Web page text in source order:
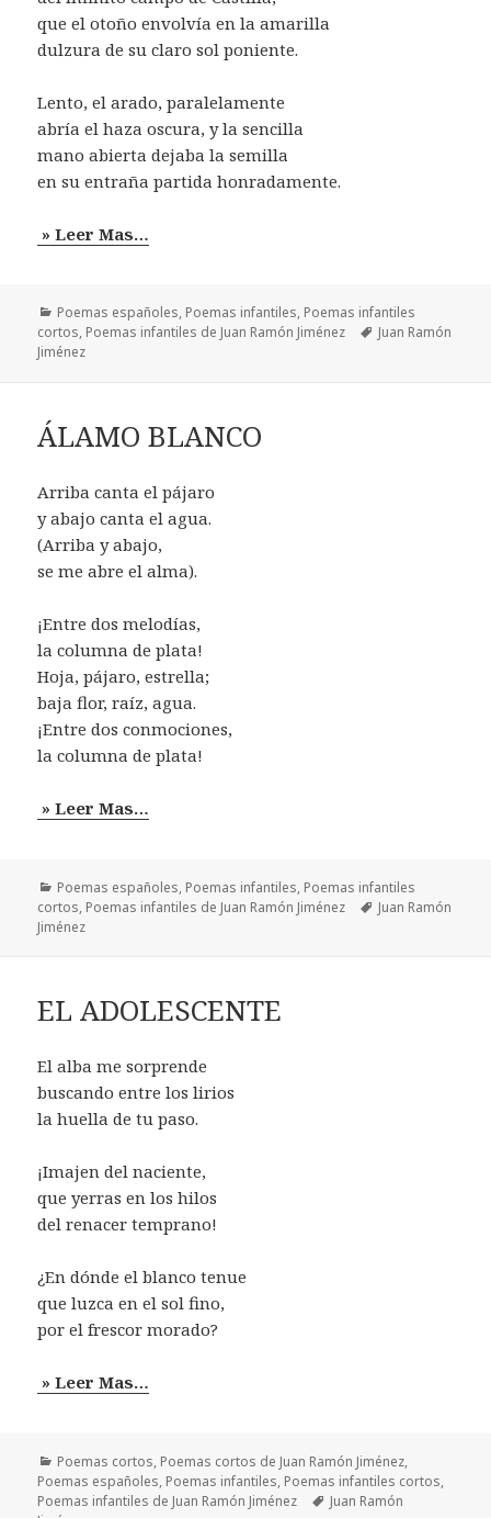
que el otoño envolvía en la amarilla
dulzura de su claro sol poniente.
Lento, el arado, paralelamente
abría el haza oscura, y la sencilla
mano abierta dejaba la semilla
en su entraña partida honradamente.
» Leer Mas…
Categorías
Poemas españoles, Poemas infantiles, Poemas infantiles
cortos, Poemas infantiles de Juan Ramón Jiménez Etiquetas
Juan Ramón
Jiménez
ÁLAMO BLANCO
Arriba canta el pájaro
y abajo canta el agua.
(Arriba y abajo,
se me abre el alma).
¡Entre dos melodías,
la columna de plata!
Hoja, pájaro, estrella;
baja flor, raíz, agua.
¡Entre dos conmociones,
la columna de plata!
» Leer Mas…
Categorías
Poemas españoles, Poemas infantiles, Poemas infantiles
cortos, Poemas infantiles de Juan Ramón Jiménez Etiquetas
Juan Ramón
Jiménez
EL ADOLESCENTE
El alba me sorprende
buscando entre los lirios
la huella de tu paso.
¡Imajen del naciente,
que yerras en los hilos
del renacer temprano!
¿En dónde el blanco tenue
que luzca en el sol fino,
por el frescor morado?
» Leer Mas…
Categorías
Poemas cortos, Poemas cortos de Juan Ramón Jiménez,
Poemas españoles, Poemas infantiles, Poemas infantiles cortos,
Poemas infantiles de Juan Ramón Jiménez
Etiquetas
Juan Ramón